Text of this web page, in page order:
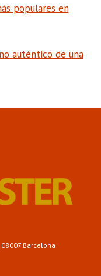
populares en
auténtico de una
Barcelona